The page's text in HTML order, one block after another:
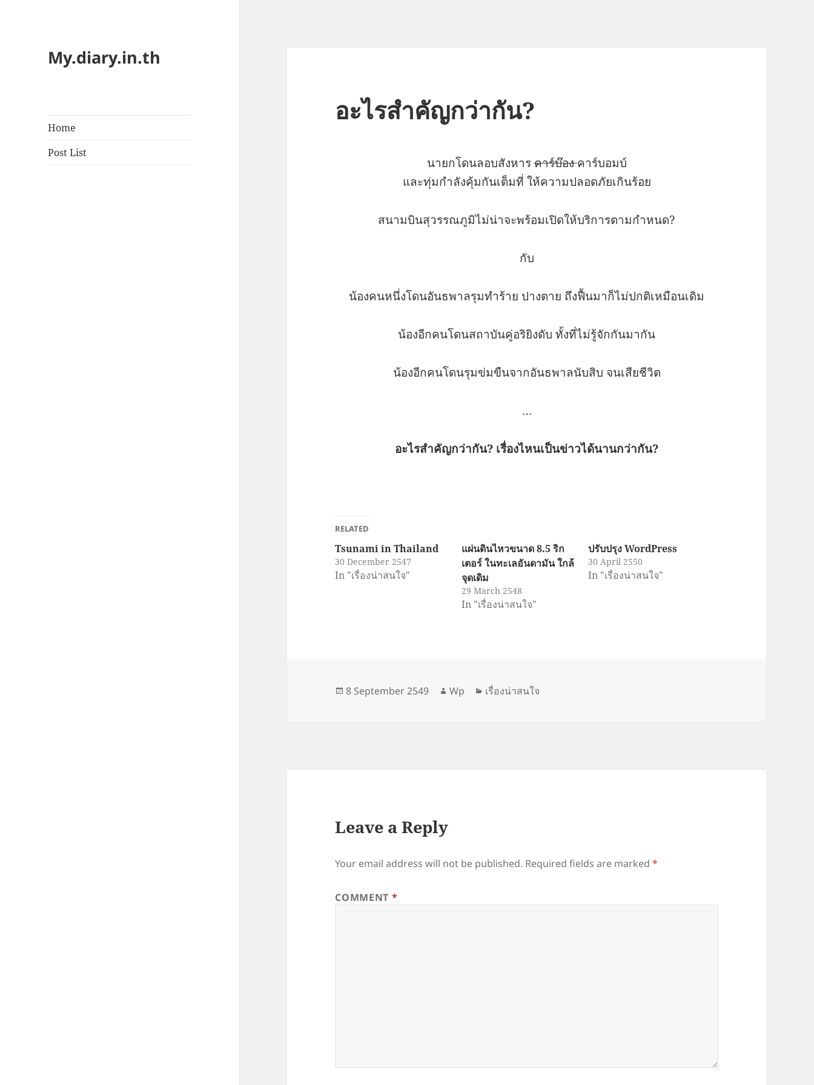
My.diary.in.th
Home
Post List
อะไรสำคัญกว่ากัน?
นายกโดนลอบสังหารคาร์บ๊องคาร์บอมบ์
และทุ่มกำลังคุ้มกันเต็มที่ ให้ความปลอดภัยเกินร้อย
สนามบินสุวรรณภูมิไม่น่าจะพร้อมเปิดให้บริการตามกำหนด?
กับ
น้องคนหนึ่งโดนอันธพาลรุมทำร้าย ปางตาย ถึงฟื้นมาก็ไม่ปกติเหมือนเดิม
น้องอีกคนโดนสถาบันคู่อริยิงดับ ทั้งที่ไม่รู้จักกันมากัน
น้องอีกคนโดนรุมข่มขืนจากอันธพาลนับสิบ จนเสียชีวิต
…
อะไรสำคัญกว่ากัน? เรื่องไหนเป็นข่าวได้นานกว่ากัน?
RELATED
Tsunami in Thailand
30 December 2547
In "เรื่องน่าสนใจ"
แผ่นดินไหวขนาด 8.5 ริก
เตอร์ ในทะเลอันดามัน ใกล้
จุดเดิม
29 March 2548
In "เรื่องน่าสนใจ"
ปรับปรุง WordPress
30 April 2550
In "เรื่องน่าสนใจ"
Posted
8 September 2549 Author
Wp Categories
เรื่องน่าสนใจ
Leave a Reply
Your email address will not be published. Required fields are marked*
COMMENT *